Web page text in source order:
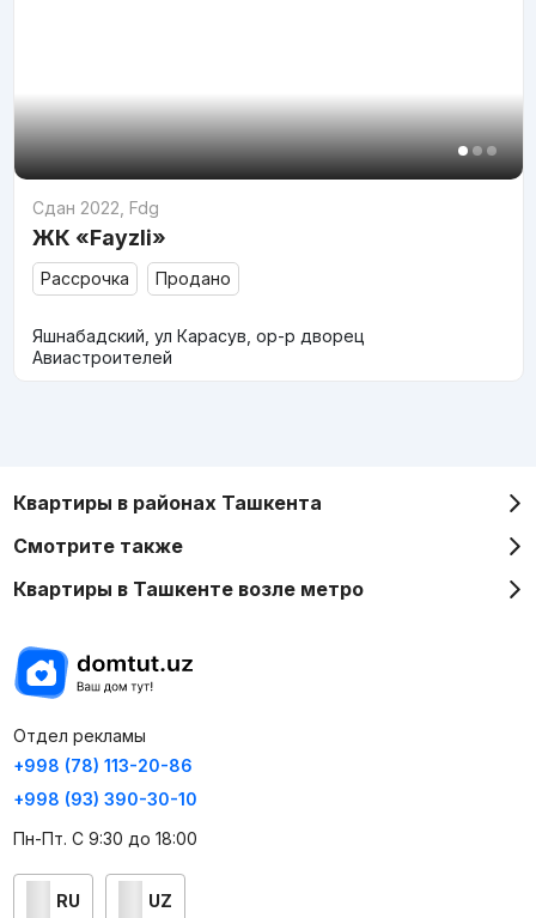
Сдан 2022 Fdg
ЖК «Fayzli»
Рассрочка Продано
Яшнабадский, ул Карасув, ор-р дворец
Авиастроителей
Квартиры в районах Ташкента
Смотрите также
Квартиры в Ташкенте возле метро
Отдел рекламы
+998 (78) 113-20-86
+998 (93) 390-30-10
Пн-Пт. С 9:30 до 18:00
RU UZ